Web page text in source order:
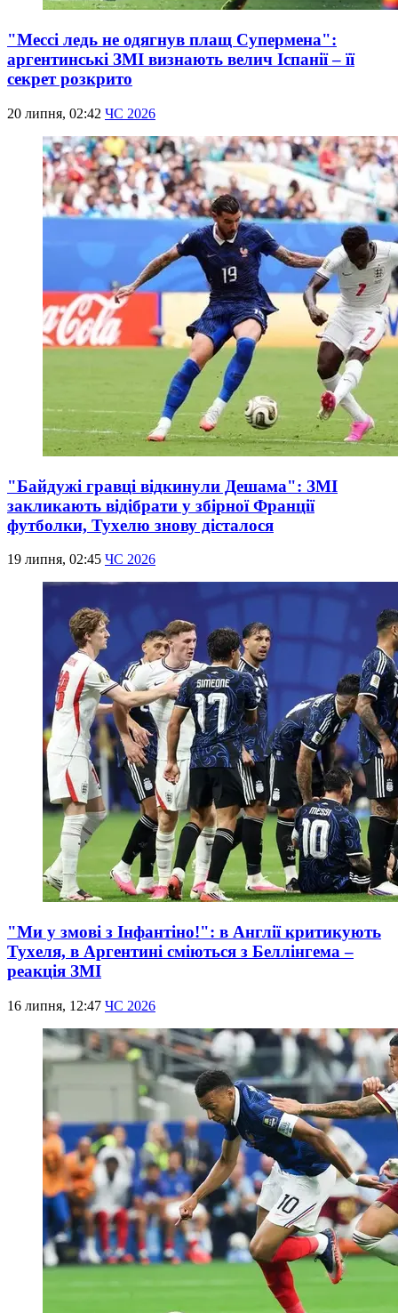
"Мессі ледь не одягнув плащ Супермена":
аргентинські ЗМІ визнають велич Іспанії – її
секрет розкрито
20 липня, 02:42 ЧС 2026
"Байдужі гравці відкинули Дешама": ЗМІ
закликають відібрати у збірної Франції
футболки, Тухелю знову дісталося
19 липня, 02:45 ЧС 2026
"Ми у змові з Інфантіно!": в Англії критикують
Тухеля, в Аргентині сміються з Беллінгема –
реакція ЗМІ
16 липня, 12:47 ЧС 2026